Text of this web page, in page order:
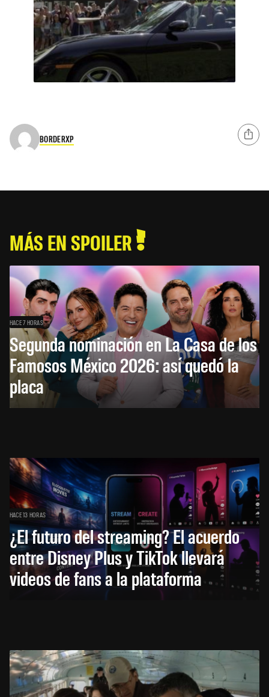
BORDERXP
MÁS EN SPOILER
HACE 7 HORAS
Segunda nominación en La Casa de los
Famosos México 2026: así quedó la
placa
HACE 13 HORAS
¿El futuro del streaming? El acuerdo
entre Disney Plus y TikTok llevará
videos de fans a la plataforma